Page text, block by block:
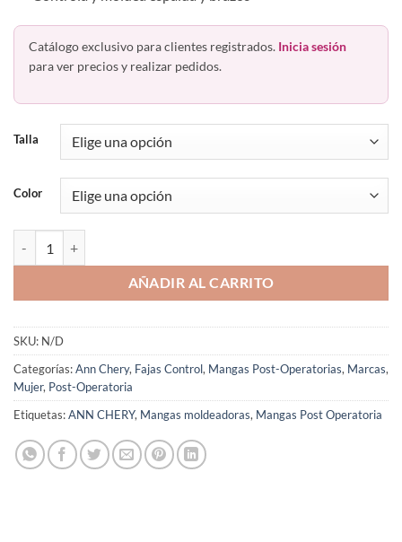
Catálogo exclusivo para clientes registrados. Inicia sesión
para ver precios y realizar pedidos.
Talla
Color
AÑADIR AL CARRITO
SKU: N/D
Categorías:Ann Chery, Fajas Control, Mangas Post-Operatorias, Marcas,
Mujer, Post-Operatoria
Etiquetas:ANN CHERY, Mangas moldeadoras, Mangas Post Operatoria